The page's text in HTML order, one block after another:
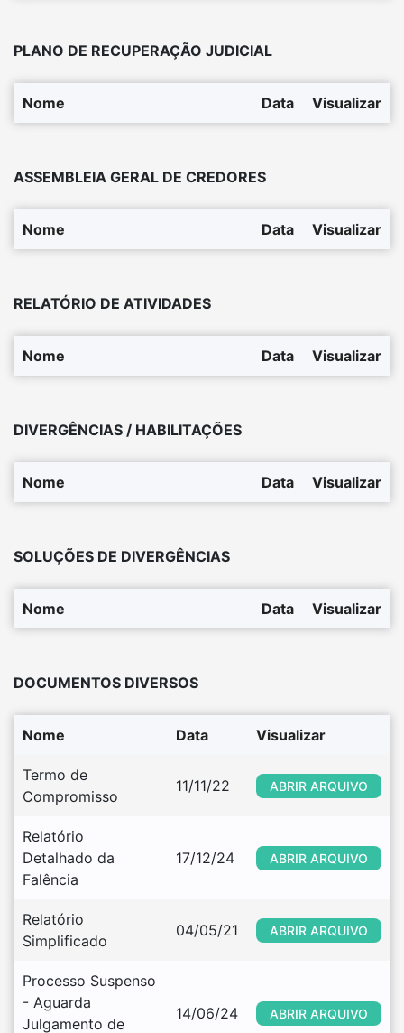
PLANO DE RECUPERAÇÃO JUDICIAL
Nome Data Visualizar
ASSEMBLEIA GERAL DE CREDORES
Nome Data Visualizar
RELATÓRIO DE ATIVIDADES
Nome Data Visualizar
DIVERGÊNCIAS / HABILITAÇÕES
Nome Data Visualizar
SOLUÇÕES DE DIVERGÊNCIAS
Nome Data Visualizar
DOCUMENTOS DIVERSOS
Nome Data Visualizar
Termo de
Compromisso
11/11/22 ABRIR ARQUIVO
Relatório
Detalhado da
Falência
17/12/24 ABRIR ARQUIVO
Relatório
Simplificado
04/05/21 ABRIR ARQUIVO
Processo Suspenso
- Aguarda
Julgamento de
14/06/24 ABRIR ARQUIVO